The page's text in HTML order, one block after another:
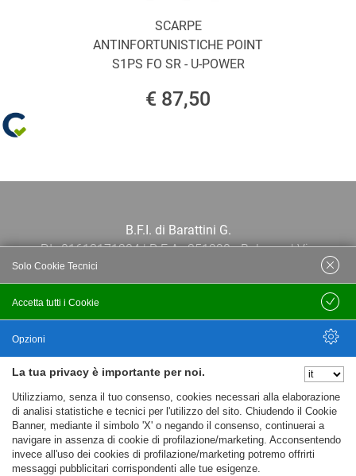
SCARPE
ANTINFORTUNISTICHE POINT
S1PS FO SR - U-POWER
€ 87,50
B.F.I. di Barattini G.
P.I.: 01613171204 | R.E.A.: 351290 - Bologna | Via
Po 13E, 40139, Bologna | Telefono: 051
444638 | Email: bfi@bfi.bo.it
Privacy policy
Cookie policy
La tua privacy è importante per noi.
Utilizziamo, senza il tuo consenso, cookies necessari alla elaborazione
di analisi statistiche e tecnici per l'utilizzo del sito. Chiudendo il Cookie
Banner, mediante il simbolo 'X' o negando il consenso, continuerai a
navigare in assenza di cookie di profilazione/marketing. Acconsentendo
invece all'uso dei cookies di profilazione/marketing potremo offrirti
messaggi pubblicitari corrispondenti alle tue esigenze.
Accetta tutti i Cookie
Solo Cookie Tecnici
Salva
Opzioni
Nascondi Opzioni